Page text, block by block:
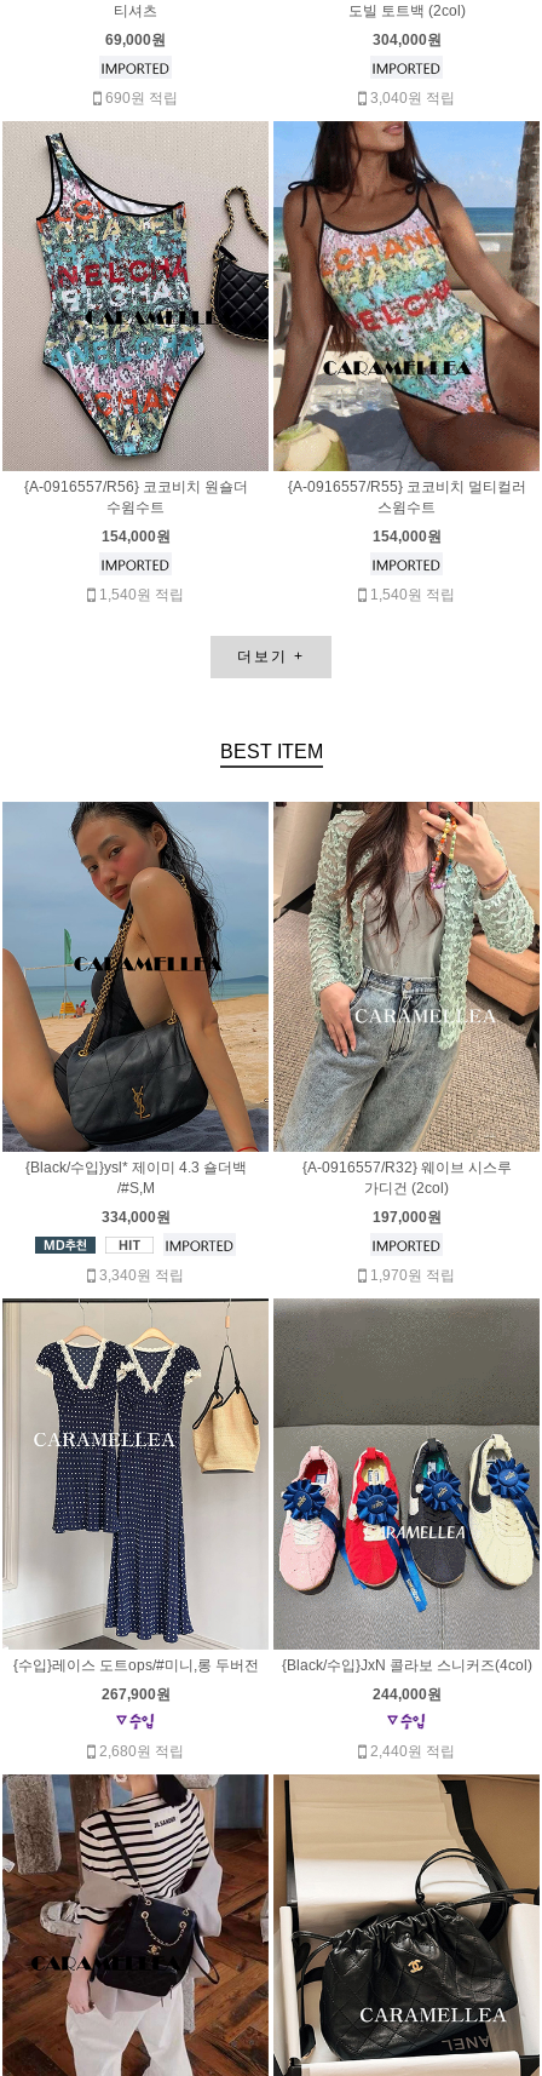
티셔츠
69,000원
690원 적립
도빌 토트백 (2col)
304,000원
3,040원 적립
{A-0916557/R56} 코코비치 원숄더
수윔수트
154,000원
1,540원 적립
{A-0916557/R55} 코코비치 멀티컬러
스윔수트
154,000원
1,540원 적립
더보기 +
BEST ITEM
{Black/수입}ysl* 제이미 4.3 숄더백
/#S,M
334,000원
3,340원 적립
{A-0916557/R32} 웨이브 시스루
가디건 (2col)
197,000원
1,970원 적립
{수입}레이스 도트ops/#미니,롱 두버전
267,900원
2,680원 적립
{Black/수입}JxN 콜라보 스니커즈(4col)
244,000원
2,440원 적립